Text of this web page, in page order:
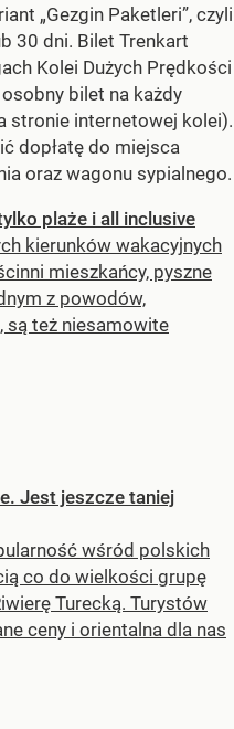
„Gezgin Paketleri”, czyli
30 dni. Bilet Trenkart
Kolei Dużych Prędkości
bilet na każdy
stronie internetowej kolei).
dopłatę do miejsca
oraz wagonu sypialnego.
plaże i all inclusive
kierunków wakacyjnych
mieszkańcy, pyszne
z powodów,
są też niesamowite
Jest jeszcze taniej
wśród polskich
co do wielkości grupę
Turecką. Turystów
ceny i orientalna dla nas